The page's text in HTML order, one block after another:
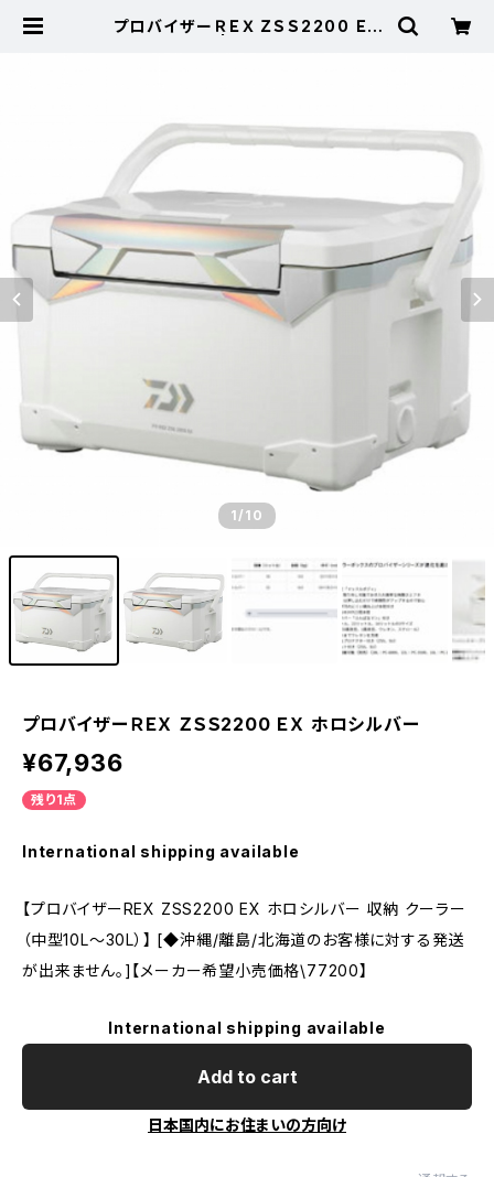
プロバイザーＲＥＸ ＺＳＳ2200 ＥＸ
1/10
プロバイザーＲＥＸ ＺＳＳ2200 ＥＸ ホロシルバー
¥67,936
残り1点
International shipping available
【プロバイザーREX ZSS2200 EX ホロシルバー 収納 クーラー
（中型10L〜30L）】 [◆沖縄/離島/北海道のお客様に対する発送
が出来ません。]【メーカー希望小売価格\77200】
International shipping available
Add to cart
日本国内にお住まいの方向け